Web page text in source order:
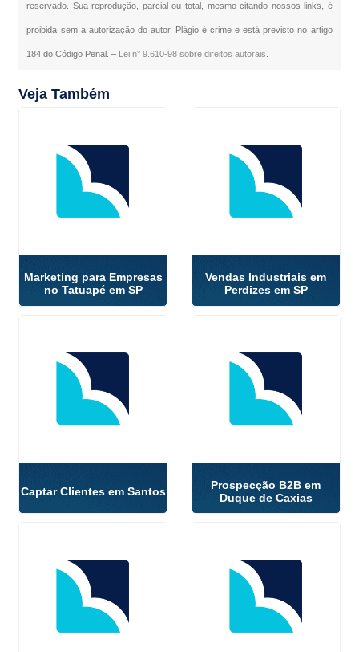
reservado. Sua reprodução, parcial ou total, mesmo citando nossos links, é
proibida sem a autorização do autor. Plágio é crime e está previsto no artigo
184 do Código Penal. – Lei n° 9.610-98 sobre direitos autorais
Veja Também
Marketing para Empresas
no Tatuapé em SP
Vendas Industriais em
Perdizes em SP
Captar Clientes em Santos
Prospecção B2B em
Duque de Caxias